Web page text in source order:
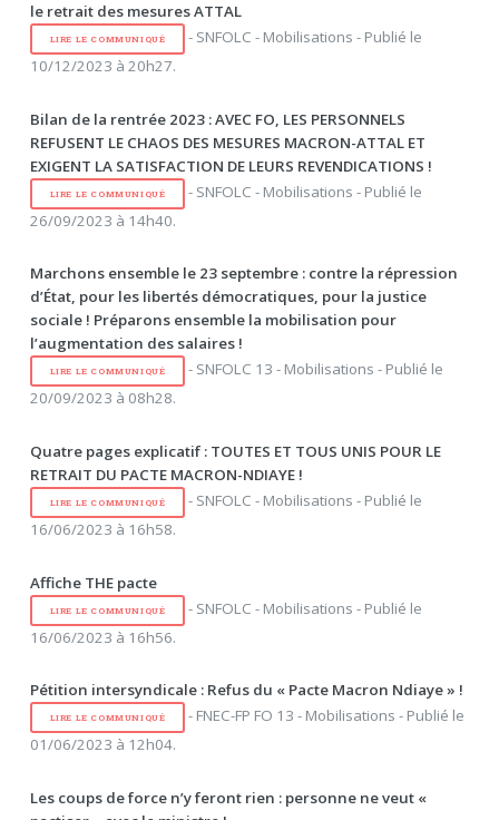
le retrait des mesures ATTAL
LIRE LE COMMUNIQUÉ
- SNFOLC - Mobilisations - Publié le
10/12/2023 à 20h27.
Bilan de la rentrée 2023 : AVEC FO, LES PERSONNELS
REFUSENT LE CHAOS DES MESURES MACRON-ATTAL ET
EXIGENT LA SATISFACTION DE LEURS REVENDICATIONS !
LIRE LE COMMUNIQUÉ
- SNFOLC - Mobilisations - Publié le
26/09/2023 à 14h40.
Marchons ensemble le 23 septembre : contre la répression
d’État, pour les libertés démocratiques, pour la justice
sociale ! Préparons ensemble la mobilisation pour
l’augmentation des salaires !
LIRE LE COMMUNIQUÉ
- SNFOLC 13 - Mobilisations - Publié le
20/09/2023 à 08h28.
Quatre pages explicatif : TOUTES ET TOUS UNIS POUR LE
RETRAIT DU PACTE MACRON-NDIAYE !
LIRE LE COMMUNIQUÉ
- SNFOLC - Mobilisations - Publié le
16/06/2023 à 16h58.
Affiche THE pacte
LIRE LE COMMUNIQUÉ
- SNFOLC - Mobilisations - Publié le
16/06/2023 à 16h56.
Pétition intersyndicale : Refus du « Pacte Macron Ndiaye » !
LIRE LE COMMUNIQUÉ
- FNEC-FP FO 13 - Mobilisations - Publié le
01/06/2023 à 12h04.
Les coups de force n’y feront rien : personne ne veut «